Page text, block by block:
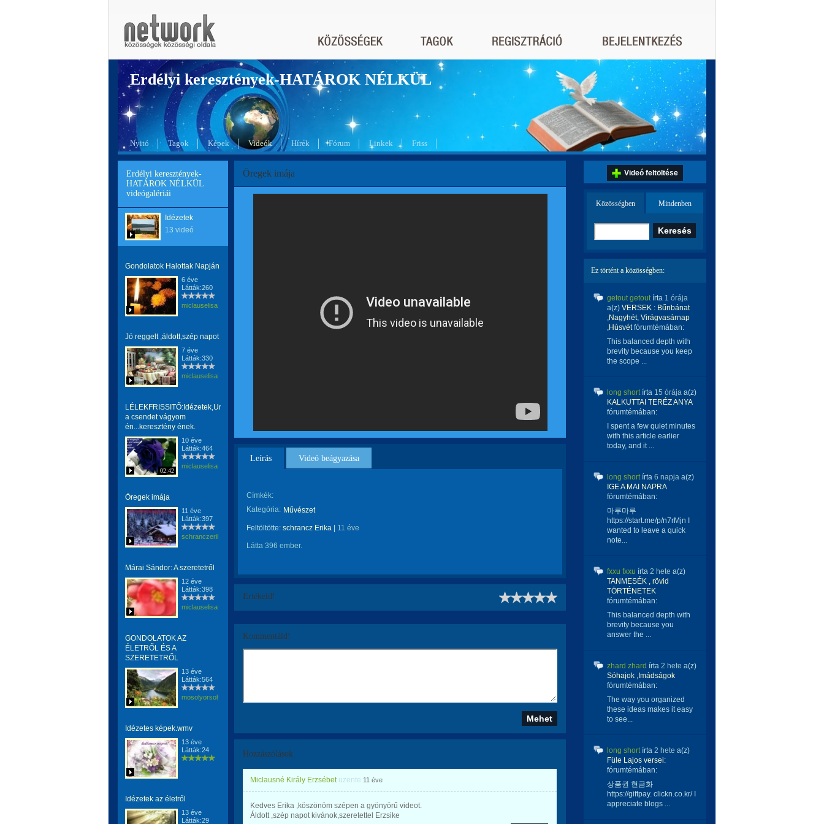
Erdélyi keresztények-HATÁROK NÉLKÜL
Nyitó Tagok Képek Videók Hírek Fórum Linkek Friss
Erdélyi keresztények-
HATÁROK NÉLKÜL
videógalériái
Idézetek
13 videó
Gondolatok Halottak Napján
6 éve
Látták:260
miclauselisabeta
Jó reggelt ,áldott,szép napot
7 éve
Látták:330
miclauselisabeta
LÉLEKFRISSITŐ:Idézetek,Uram
a csendet vágyom
én...keresztény ének.
02:42
10 éve
Látták:464
miclauselisabeta
Öregek imája
11 éve
Látták:397
schranczerika
Márai Sándor: A szeretetről
12 éve
Látták:398
miclauselisabeta
GONDOLATOK AZ
ÉLETRŐL ÉS A
SZERETETRŐL
13 éve
Látták:564
mosolyorsolya
Idézetes képek.wmv
13 éve
Látták:24
Idézetek az életről
13 éve
Látták:29
Öregek imája
Leírás Videó beágyazása
Címkék:
Kategória: Művészet
Feltöltötte: schrancz Erika 11 éve
Látta 396 ember.
Értékeld!
Kommentáld!
Hozzászólások
Miclausné Király Erzsébetüzente 11 éve
Kedves Erika ,köszönöm szépen a gyönyörű videot.
Áldott ,szép napot kivánok,szeretettel Erzsike
Videó feltöltése
Közösségben Mindenben
Ez történt a közösségben:
getout getoutírta 1 órája
a(z) VERSEK : Bűnbánat
,Nagyhét, Virágvasárnap
,Húsvétfórumtémában:
This balanced depth with
brevity because you keep
the scope ...
long shortírta 15 órája a(z)
KALKUTTAI TERÉZ ANYA
fórumtémában:
I spent a few quiet minutes
with this article earlier
today, and it ...
long shortírta 6 napja a(z)
IGE A MAI NAPRA
fórumtémában:
마루마루
https://start.me/p/n7rMjn I
wanted to leave a quick
note...
fxxu fxxu írta 2 hete a(z)
TANMESÉK , rövid
TÖRTÉNETEK
fórumtémában:
This balanced depth with
brevity because you
answer the ...
zhard zhard írta 2 hete a(z)
Sóhajok ,Imádságok
fórumtémában:
The way you organized
these ideas makes it easy
to see...
long shortírta 2 hete a(z)
Füle Lajos versei:
fórumtémában:
상품권 현금화
https://giftpay. clickn.co.kr/ I
appreciate blogs ...